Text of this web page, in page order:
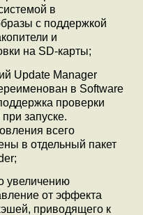
в
с поддержкой
и
на SD-карты;
Update Manager
в Software
проверки
запуске.
всего
в отдельный пакет
увеличению
от эффекта
приводящего к